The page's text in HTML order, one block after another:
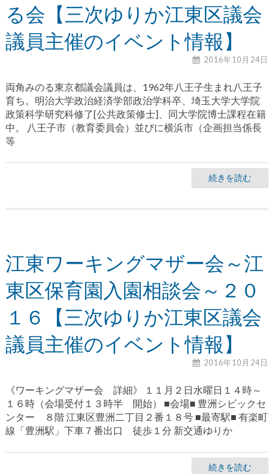
る会【三次ゆりか江東区議会
議員主催のイベント情報】
2016年10月24日
両角みのる東京都議会議員は、1962年八王子生まれ八王子
育ち。明治大学政治経済学部政治学科卒、埼玉大学大学院
政策科学研究科修了[公共政策修士]、同大学院博士課程在籍
中。 八王子市（教育委員会）並びに横浜市（企画担当係長
等
続きを読む
江東ワーキングマザー会～江
東区保育園入園相談会～２０
１６【三次ゆりか江東区議会
議員主催のイベント情報】
2016年10月24日
《ワーキングマザー会 詳細》 １１月２日水曜日１４時～
１６時（会場受付１３時半 開始） ■会場■ 豊洲シビックセ
ンター ８階 江東区豊洲二丁目２番１８号 ■最寄駅■ 有楽町
線「豊洲駅」下車７番出口 徒歩１分 新交通ゆりか
続きを読む